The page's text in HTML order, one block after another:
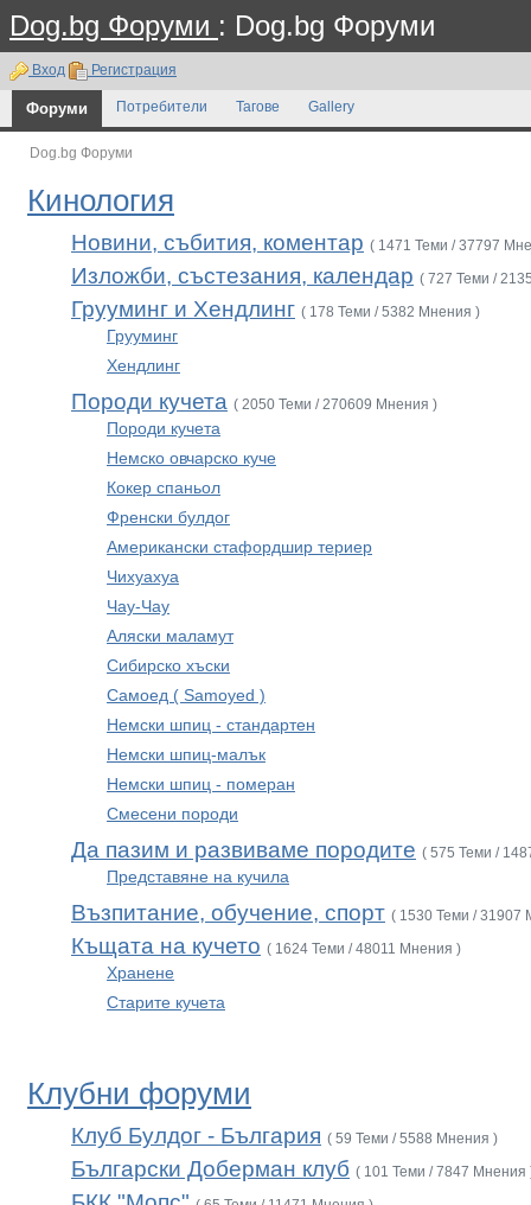
Dog.bg Форуми : Dog.bg Форуми
Вход Регистрация
Форуми Потребители Тагове Gallery
Dog.bg Форуми
Кинология
Новини, събития, коментар ( 1471 Теми / 37797
Изложби, състезания, календар ( 727 Теми /
Грууминг и Хендлинг ( 178 Теми / 5382 Мнения )
Грууминг
Хендлинг
Породи кучета ( 2050 Теми / 270609 Мнения )
Породи кучета
Немско овчарско куче
Кокер спаньол
Френски булдог
Американски стафордшир териер
Чихуахуа
Чау-Чау
Аляски маламут
Сибирско хъски
Самоед ( Samoyed )
Немски шпиц - стандартен
Немски шпиц-малък
Немски шпиц - померан
Смесени породи
Да пазим и развиваме породите ( 575 Теми /
Представяне на кучила
Възпитание, обучение, спорт ( 1530 Теми / 31907
Къщата на кучето ( 1624 Теми / 48011 Мнения )
Хранене
Старите кучета
Клубни форуми
Клуб Булдог - България ( 59 Теми / 5588 Мнения )
Български Доберман клуб ( 101 Теми / 7847 Мнения